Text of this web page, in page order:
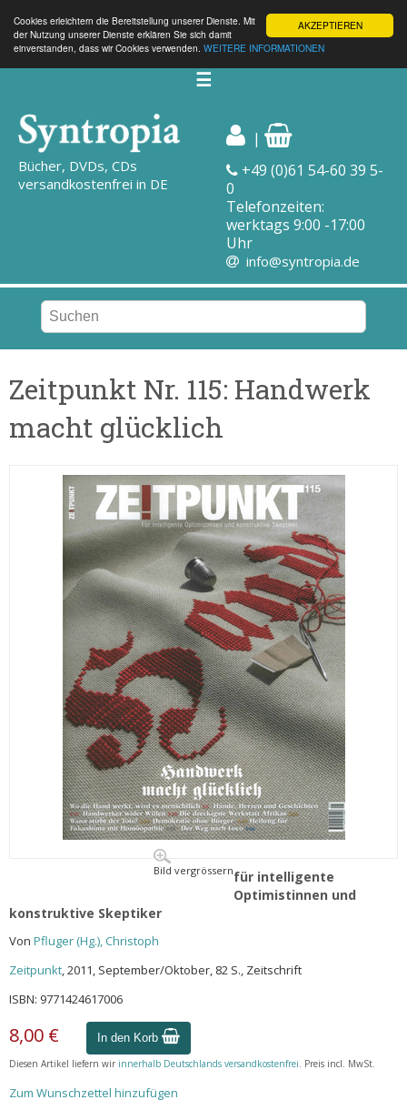
AKZEPTIEREN
Cookies erleichtern die Bereitstellung unserer Dienste. Mit
der Nutzung unserer Dienste erklären Sie sich damit
einverstanden, dass wir Cookies verwenden. WEITERE INFORMATIONEN
☰
Bücher, DVDs, CDs
versandkostenfrei in DE
|
+49 (0)61 54-60 39 5-
0
Telefonzeiten:
werktags 9:00 -17:00
Uhr
info@syntropia.de
Zeitpunkt Nr. 115: Handwerk
macht glücklich
Bild vergrössernfür intelligente
Optimistinnen und
konstruktive Skeptiker
Von Pfluger (Hg.), Christoph
Zeitpunkt, 2011, September/Oktober, 82 S., Zeitschrift
ISBN: 9771424617006
8,00 € In den Korb
Diesen Artikel liefern wir innerhalb Deutschlands versandkostenfrei. Preis incl. MwSt.
Zum Wunschzettel hinzufügen